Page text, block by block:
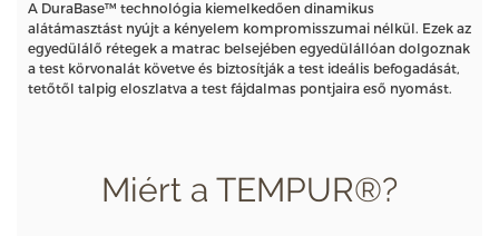
A DuraBase™ technológia kiemelkedően dinamikus
alátámasztást nyújt a kényelem kompromisszumai nélkül. Ezek az
egyedülálő rétegek a matrac belsejében egyedülállóan dolgoznak
a test körvonalát követve és biztosítják a test ideális befogadását,
tetőtől talpig eloszlatva a test fájdalmas pontjaira eső nyomást.
Miért a TEMPUR®?